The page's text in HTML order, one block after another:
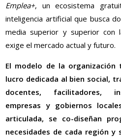
Emplea+, un ecosistema
inteligencia artificial que busca
media superior y superior con
exige el mercado actual y futuro.
El modelo de la organización
lucro dedicada al bien social,
docentes, facilitadores,
empresas y gobiernos
articulada, se co-diseñan
necesidades de cada región y